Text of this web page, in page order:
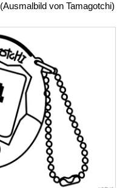
von Tamagotchi)